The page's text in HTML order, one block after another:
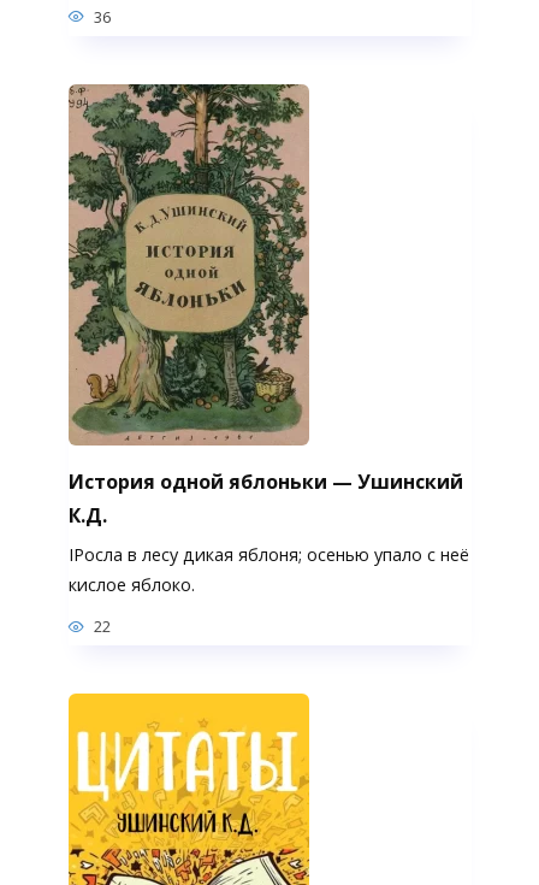
36
История одной яблоньки — Ушинский
К.Д.
IРосла в лесу дикая яблоня; осенью упало с неё
кислое яблоко.
22